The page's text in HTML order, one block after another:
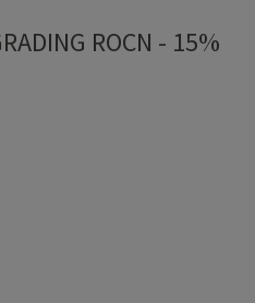
ROCN - 15%